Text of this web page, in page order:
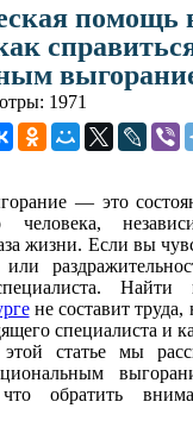
помощь
1971
— это
человека,
жизни. Если вы
или
Найти
не составит
специалиста и
статье мы
обратить